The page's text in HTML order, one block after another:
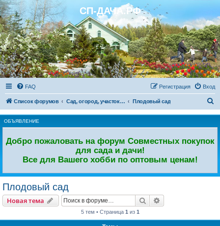
Регистрация СП-ДАЧА.РФ
FAQ Вход
Регистрация
Список форумов Сад, огород, участок. Дачный форум. Плодовый сад
ОБЪЯВЛЕНИЕ
Добро пожаловать на форум Совместных покупок
для сада и дачи!
Все для Вашего хобби по оптовым ценам!
Плодовый сад
Новая тема
Новаятема Поиск
5 тем • Страница 1 из 1